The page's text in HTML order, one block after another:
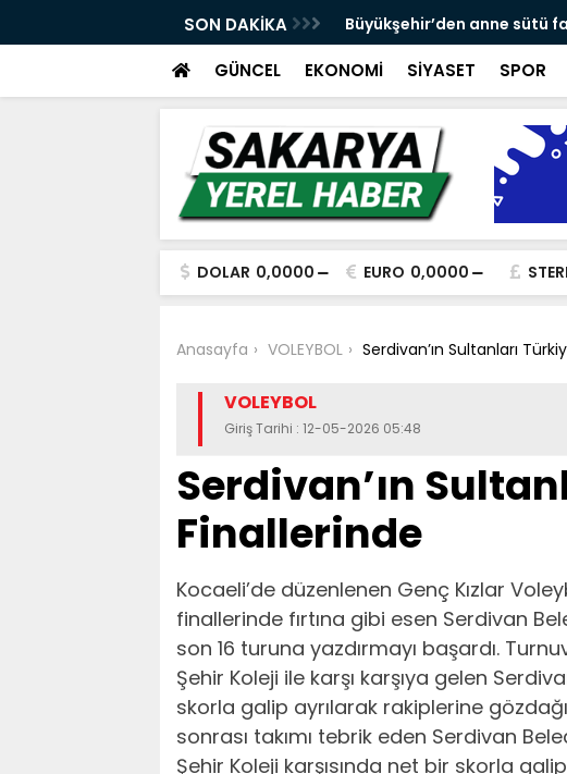
SON DAKİKA
ve spor yatırımlarını hayata geçirmeye Büyükşehir’den anne sütü
GÜNCEL EKONOMİ SİYASET SPOR
DOLAR 0,0000 EURO 0,0000
Anasayfa VOLEYBOL Serdivan’ın Sultanları
VOLEYBOL
Giriş Tarihi : 12-05-2026 05:48
Serdivan’ın
Finallerinde
Kocaeli’de düzenlenen Genç Kızlar
finallerinde fırtına gibi esen Serdivan
son 16 turuna yazdırmayı başardı.
Şehir Koleji ile karşı karşıya gelen
skorla galip ayrılarak rakiplerine
sonrası takımı tebrik eden Serdivan
Şehir Koleji karşısında net bir skorla